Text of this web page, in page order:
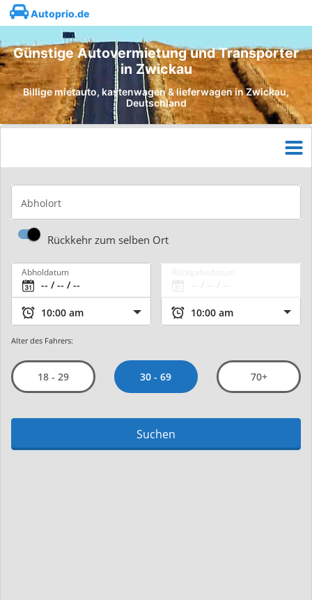
Autoprio.de
Günstige Autovermietung und Transporter
in Zwickau
Billige mietauto, kastenwagen & lieferwagen in Zwickau,
Deutschland
Abholort
Rückkehr zum selben Ort
Abholdatum
Alter des Fahrers:
18 - 29 30 - 69 70+
Suchen